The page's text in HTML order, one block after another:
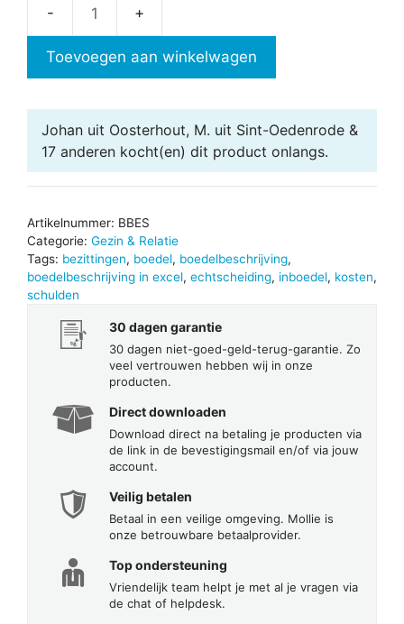
in
aantal
Toevoegen aan winkelwagen
Johan uit Oosterhout, M. uit Sint-Oedenrode &
17 anderen kocht(en) dit product onlangs.
Artikelnummer: BBES
Categorie: Gezin & Relatie
Tags: bezittingen, boedel, boedelbeschrijving,
boedelbeschrijving in excel, echtscheiding, inboedel, kosten,
schulden
30 dagen garantie
30 dagen niet-goed-geld-terug-garantie. Zo
veel vertrouwen hebben wij in onze
producten.
Direct downloaden
Download direct na betaling je producten via
de link in de bevestigingsmail en/of via jouw
account.
Veilig betalen
Betaal in een veilige omgeving. Mollie is
onze betrouwbare betaalprovider.
Top ondersteuning
Vriendelijk team helpt je met al je vragen via
de chat of helpdesk.